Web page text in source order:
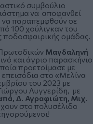
συμβούλιο
να αποφανθεί
να παραπεμφθούν σε
100 χούλιγκαν του
ποδοσφαιρικής ομάδας.
Μαγδαληνή
και άγριο παρασκήνιο
προετοίμασε με
στο «Μελίνα
του 2023 με
Λυγγερίδη, με
Δ. Αγραφιώτη, Μιχ.
στο πολυσέλιδο